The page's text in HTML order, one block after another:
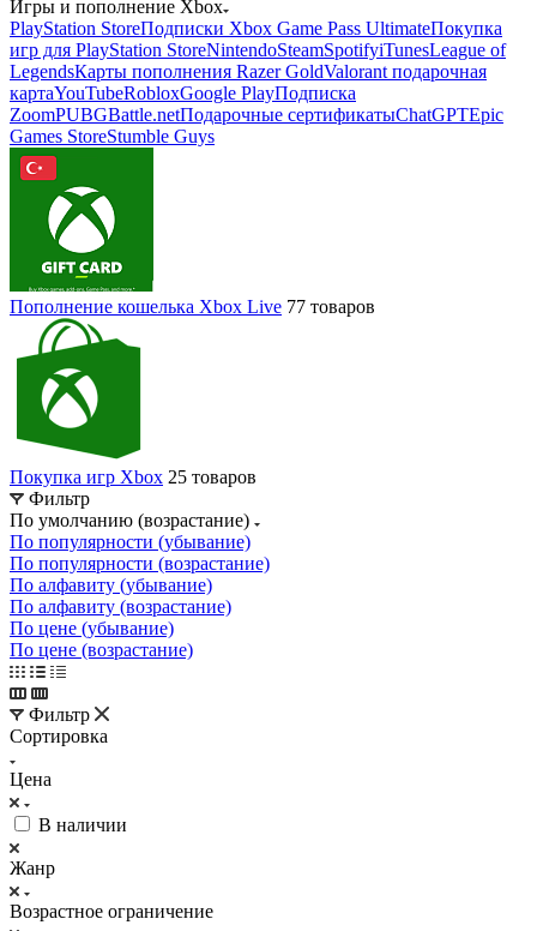
Игры и пополнение Xbox
PlayStation StoreПодписки Xbox Game Pass UltimateПокупка
игр для PlayStation StoreNintendoSteamSpotifyiTunesLeague of
LegendsКарты пополнения Razer GoldValorant подарочная
картаYouTubeRobloxGoogle PlayПодписка
ZoomPUBGBattle.netПодарочные сертификатыChatGPTEpic
Games StoreStumble Guys
Пополнение кошелька Xbox Live 77 товаров
Покупка игр Xbox 25 товаров
Фильтр
По умолчанию (возрастание)
По популярности (убывание)
По популярности (возрастание)
По алфавиту (убывание)
По алфавиту (возрастание)
По цене (убывание)
По цене (возрастание)
Фильтр
Сортировка
Цена
В наличии
Жанр
Возрастное ограничение